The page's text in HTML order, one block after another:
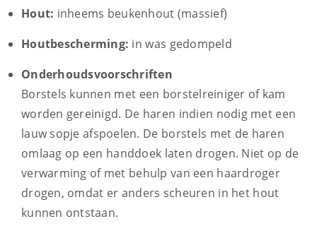
Hout: inheems beukenhout (massief)
Houtbescherming: in was gedompeld
Onderhoudsvoorschriften
Borstels kunnen met een borstelreiniger of kam
worden gereinigd. De haren indien nodig met een
lauw sopje afspoelen. De borstels met de haren
omlaag op een handdoek laten drogen. Niet op de
verwarming of met behulp van een haardroger
drogen, omdat er anders scheuren in het hout
kunnen ontstaan.